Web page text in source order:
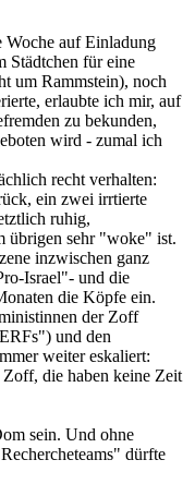
Woche auf Einladung
Städtchen für eine
um Rammstein), noch
erlaubte ich mir, auf
zu bekunden,
wird - zumal ich
recht verhalten:
ein zwei irrtierte
ruhig,
übrigen sehr "woke" ist.
inzwischen ganz
Israel"- und die
die Köpfe ein.
der Zoff
und den
weiter eskaliert:
die haben keine Zeit
sein. Und ohne
dürfte